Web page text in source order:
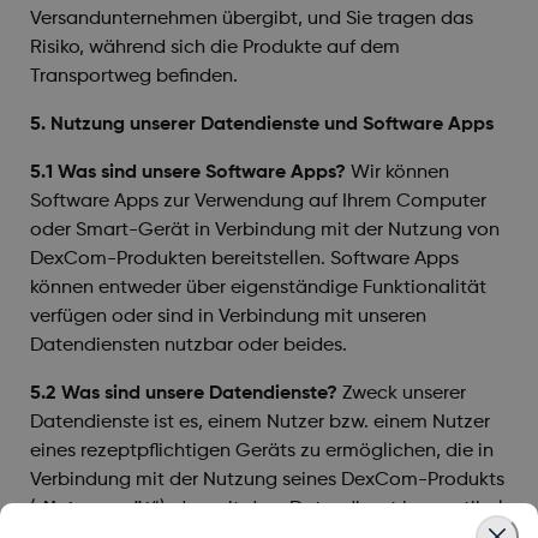
Versandunternehmen übergibt, und Sie tragen das
Risiko, während sich die Produkte auf dem
Transportweg befinden.
5. Nutzung unserer Datendienste und Software Apps
5.1 Was sind unsere Software Apps? Wir können
Software Apps zur Verwendung auf Ihrem Computer
oder Smart-Gerät in Verbindung mit der Nutzung von
DexCom-Produkten bereitstellen. Software Apps
können entweder über eigenständige Funktionalität
verfügen oder sind in Verbindung mit unseren
Datendiensten nutzbar oder beides.
5.2 Was sind unsere Datendienste? Zweck unserer
Datendienste ist es, einem Nutzer bzw. einem Nutzer
eines rezeptpflichtigen Geräts zu ermöglichen, die in
Verbindung mit der Nutzung seines DexCom-Produkts
(„Nutzergerät“), das mit dem Datendienst kompatibel